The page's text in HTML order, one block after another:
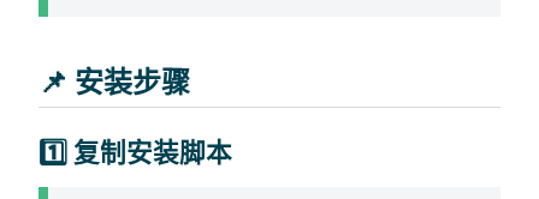
📌 安装步骤
1️⃣ 复制安装脚本